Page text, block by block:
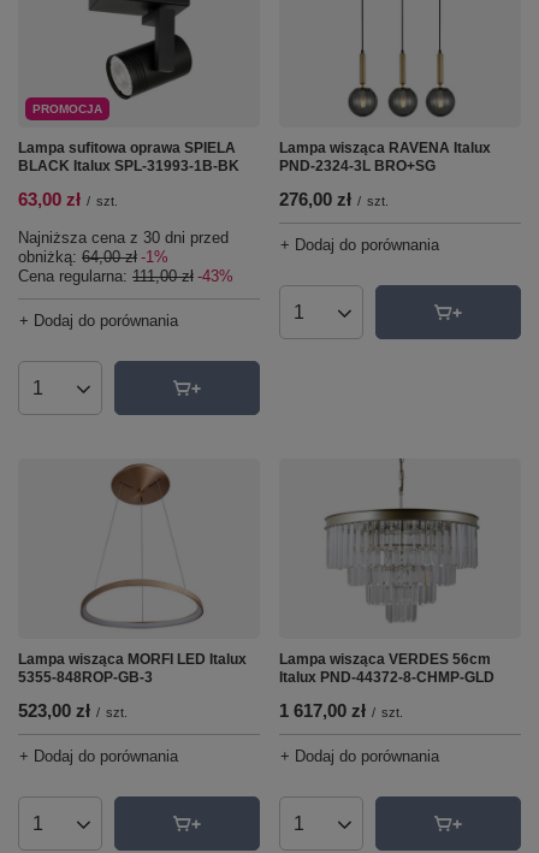
PROMOCJA
Lampa sufitowa oprawa SPIELA
BLACK Italux SPL-31993-1B-BK
63,00 zł / szt.
Najniższa cena z 30 dni przed
obniżką: 64,00 zł -1%
Cena regularna: 111,00 zł -43%
+ Dodaj do porównania
Ilość produktów
Lampa wisząca RAVENA Italux
PND-2324-3L BRO+SG
276,00 zł / szt.
+ Dodaj do porównania
Ilość produktów
Lampa wisząca MORFI LED Italux
5355-848ROP-GB-3
523,00 zł / szt.
+ Dodaj do porównania
Ilość produktów
Lampa wisząca VERDES 56cm
Italux PND-44372-8-CHMP-GLD
1 617,00 zł / szt.
+ Dodaj do porównania
Ilość produktów